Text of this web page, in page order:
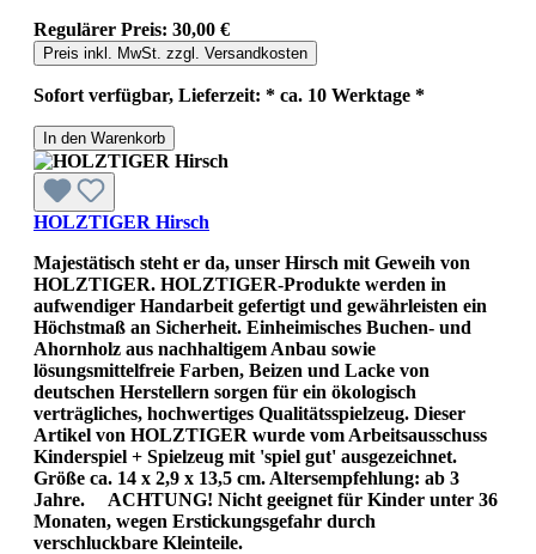
Regulärer Preis: 30,00 €
Preis inkl. MwSt. zzgl. Versandkosten
Sofort verfügbar, Lieferzeit: * ca. 10 Werktage *
In den Warenkorb
HOLZTIGER Hirsch
Majestätisch steht er da, unser Hirsch mit Geweih von
HOLZTIGER. HOLZTIGER-Produkte werden in
aufwendiger Handarbeit gefertigt und gewährleisten ein
Höchstmaß an Sicherheit. Einheimisches Buchen- und
Ahornholz aus nachhaltigem Anbau sowie
lösungsmittelfreie Farben, Beizen und Lacke von
deutschen Herstellern sorgen für ein ökologisch
verträgliches, hochwertiges Qualitätsspielzeug. Dieser
Artikel von HOLZTIGER wurde vom Arbeitsausschuss
Kinderspiel + Spielzeug mit 'spiel gut' ausgezeichnet.
Größe ca. 14 x 2,9 x 13,5 cm. Altersempfehlung: ab 3
Jahre. ACHTUNG! Nicht geeignet für Kinder unter 36
Monaten, wegen Erstickungsgefahr durch
verschluckbare Kleinteile.